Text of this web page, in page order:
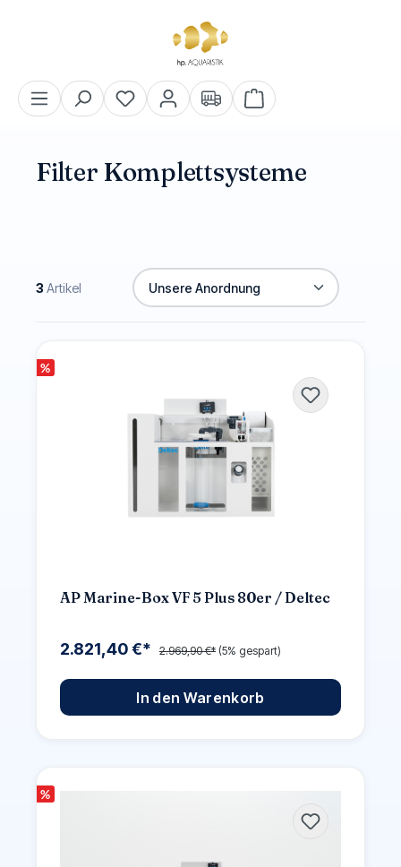
Warenkorb enthält 0
Filter Komplettsysteme
3 Artikel
%
AP Marine-Box VF 5 Plus 80er / Deltec
2.821,40 €* 2.969,90 €* (5% gespart)
In den Warenkorb
%